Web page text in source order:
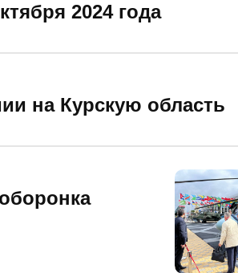
2024 года
на Курскую область